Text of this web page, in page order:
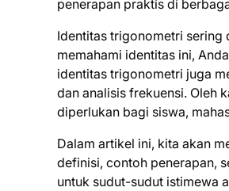
penerapan praktis di
Identitas trigonometri sering
memahami identitas ini,
identitas trigonometri juga
dan analisis frekuensi. Oleh
diperlukan bagi siswa,
Dalam artikel ini, kita akan
definisi, contoh penerapan,
untuk sudut-sudut istimewa